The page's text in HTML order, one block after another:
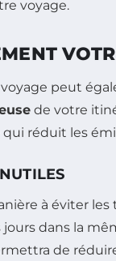
voyage.
peut
de votre
réduit les
à éviter
jours dans la
de